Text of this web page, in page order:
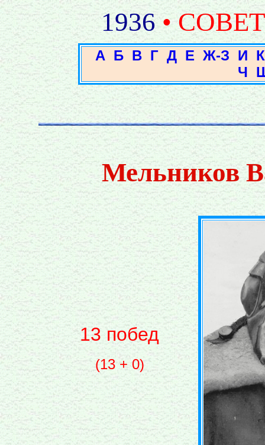
1936 •
А Б В Г Д Е Ж-З И К
Ч
Мельников
13 побед
(13 + 0)